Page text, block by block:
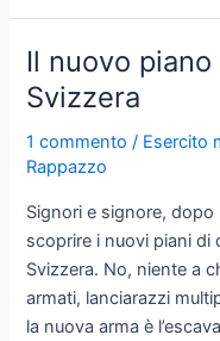
dell’istruzione
militare
Il nuovo
Svizzera
1 commento / Esercito
Rappazzo
Signori e signore, dopo
scoprire i nuovi piani di
Svizzera. No, niente a
armati, lanciarazzi
la nuova arma è